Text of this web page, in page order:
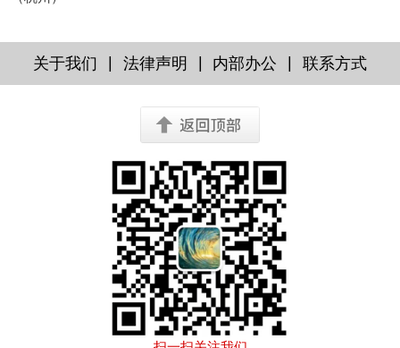
关于我们 法律声明 内部办公 联系方式